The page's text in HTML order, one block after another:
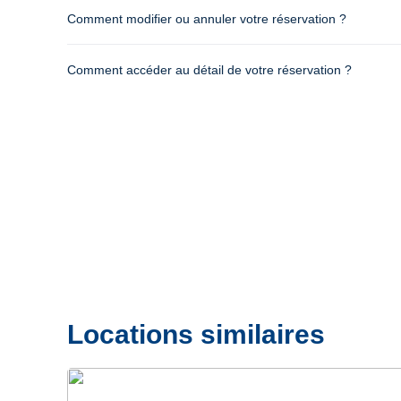
Comment modifier ou annuler votre réservation ?
Comment accéder au détail de votre réservation ?
Locations similaires
Précédent
Suivant